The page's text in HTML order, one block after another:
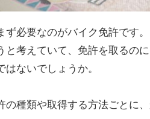
必要なのがバイク免許です。
と考えていて、免許を取るの
ないでしょうか。
の種類や取得する方法ごとに